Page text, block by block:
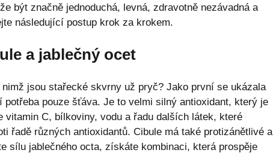
být značně jednoduchá, levná, zdravotně nezávadná a
následující postup krok za krokem.
a jablečný ocet
jsou stařecké skvrny už pryč? Jako první se ukázala
potřeba pouze šťáva. Je to velmi silný antioxidant, který je
vitamin C, bílkoviny, vodu a řadu dalších látek, které
řadě různých antioxidantů. Cibule má také protizánětlivé a
sílu jablečného octa, získáte kombinaci, která prospěje